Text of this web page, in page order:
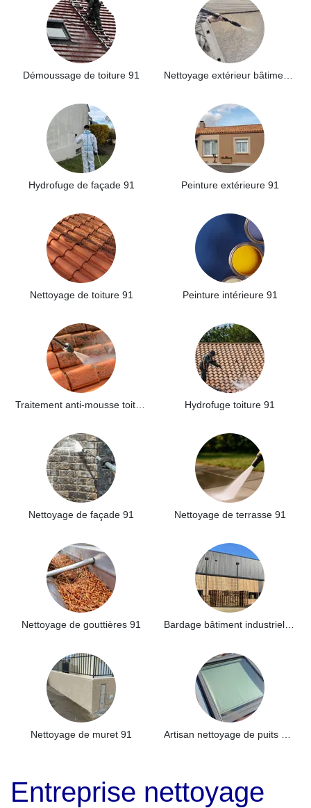
Démoussage de toiture 91
Hydrofuge de façade 91 Peinture extérieure 91
Nettoyage de toiture 91 Peinture intérieure 91
Hydrofuge toiture 91
Nettoyage de façade 91 Nettoyage de terrasse 91
Nettoyage de gouttières 91
Nettoyage de muret 91
Entreprise nettoyage